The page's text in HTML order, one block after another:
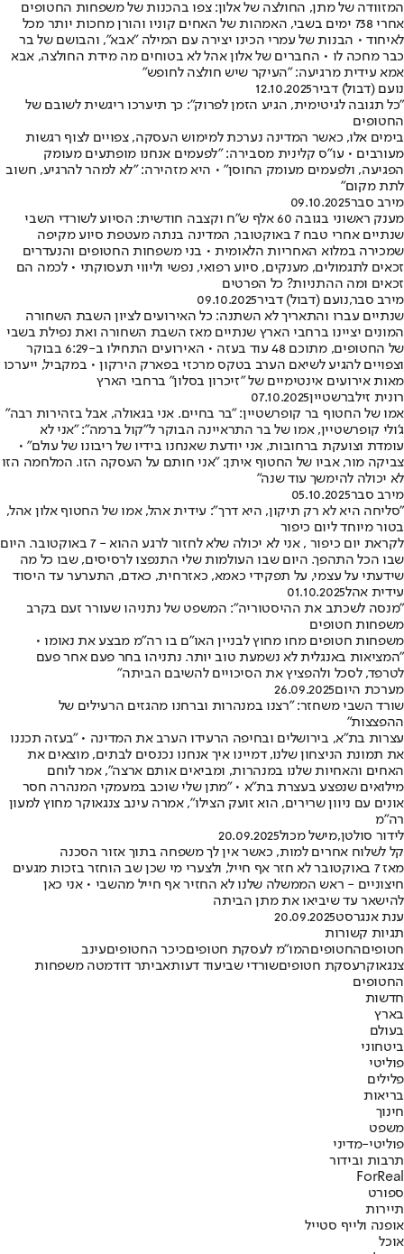
המזוודה של מתן, החולצה של אלון: צפו בהכנות של משפחות החטופים
אחרי 738 ימים בשבי, האמהות של האחים קוניו והורן מחכות יותר מכל
לאיחוד • הבנות של עמרי הכינו יצירה עם המילה "אבא", והבושם של בר
כבר מחכה לו • החברים של אלון אהל לא בטוחים מה מידת החולצה, אבא
אמא עידית מרגיעה: "העיקר שיש חולצה לחופש"
נועם (דבול) דביר12.10.2025
"כל תגובה לגיטימית, הגיע הזמן לפרוק": כך תיערכו ריגשית לשובם של
החטופים
בימים אלו, כאשר המדינה נערכת למימוש העסקה, צפויים לצוף רגשות
מעורבים • עו"ס קלינית מסבירה: "לפעמים אנחנו מופתעים מעומק
הפגיעה, ולפעמים מעומק החוסן" • היא מזהירה: "לא למהר להרגיע, חשוב
לתת מקום"
מירב סבר09.10.2025
מענק ראשוני בגובה 60 אלף ש"ח וקצבה חודשית: הסיוע לשורדי השבי
שנתיים אחרי טבח 7 באוקטובר, המדינה בנתה מעטפת סיוע מקיפה
שמכירה במלוא האחריות הלאומית • בני משפחות החטופים והנעדרים
זכאים לתגמולים, מענקים, סיוע רפואי, נפשי וליווי תעסוקתי • לכמה הם
זכאים ומה ההתניות? כל הפרטים
מירב סבר,נועם (דבול) דביר09.10.2025
שנתיים עברו והתאריך לא השתנה: כל האירועים לציון השבת השחורה
המונים יציינו ברחבי הארץ שנתיים מאז השבת השחורה ואת נפילת בשבי
של החטופים, מתוכם 48 עוד בעזה • האירועים התחילו ב-6:29 בבוקר
וצפויים להגיע לשיאם הערב בטקס מרכזי בפארק הירקון • במקביל, ייערכו
מאות אירועים אינטימיים של "זיכרון בסלון" ברחבי הארץ
רונית זילברשטיין07.10.2025
אמו של החטוף בר קופרשטיין: "בר בחיים. אני בגאולה, אבל בזהירות רבה"
ג'ולי קופרשטיין, אמו של בר התראיינה הבוקר ל"קול ברמה": "אני לא
עומדת וצועקת ברחובות, אני יודעת שאנחנו בידיו של ריבונו של עולם" •
צביקה מור, אביו של החטוף איתן: "אני חותם על העסקה הזו. המלחמה הזו
לא יכולה להימשך עוד שנה"
מירב סבר05.10.2025
"סליחה היא לא רק תיקון, היא דרך": עידית אהל, אמו של החטוף אלון אהל,
בטור מיוחד ליום כיפור
לקראת יום כיפור , אני לא יכולה שלא לחזור לרגע ההוא - 7 באוקטובר. היום
שבו הכל התהפך. היום שבו העולמות שלי התנפצו לרסיסים, שבו כל מה
שידעתי על עצמי, על תפקידי כאמא, כאזרחית, כאדם, התערער עד היסוד
עידית אהל01.10.2025
"מנסה לשכתב את ההיסטוריה": המשפט של נתניהו שעורר זעם בקרב
משפחות חטופים
משפחות חטופים מחו מחוץ לבניין האו"ם בו רה"מ מבצע את נאומו •
"המציאות באנגלית לא נשמעת טוב יותר. נתניהו בחר פעם אחר פעם
לטרפד, לסכל ולהפציץ את הסיכויים להשיבם הביתה"
מערכת היום26.09.2025
שורד השבי משחזר: "רצנו במנהרות וברחנו מהגזים הרעילים של
ההפצצות"
עצרות בת"א, בירושלים ובחיפה הרעידו הערב את המדינה • "בעזה תכננו
את תמונת הניצחון שלנו, דמיינו איך אנחנו נכנסים לבתים, מוצאים את
האחים והאחיות שלנו במנהרות, ומביאים אותם ארצה", אמר לוחם
מילואים שנפצע בעצרת בת"א • "מתן שלי שוכב במעמקי המנהרה חסר
אונים עם ניוון שרירים, הוא זועק הצילו", אמרה עינב צנגאוקר מחוץ למעון
רה"מ
לידור סולטן,מישל מכול20.09.2025
קל לשלוח אחרים למות, כאשר אין לך משפחה בתוך אזור הסכנה
מאז 7 באוקטובר לא חזר אף חייל, ולצערי מי שכן שב הוחזר בזכות מגעים
חיצוניים - ראש הממשלה שלנו לא החזיר אף חייל מהשבי • אני כאן
להישאר עד שיביאו את מתן הביתה
ענת אנגרסט20.09.2025
תגיות קשורות
חטופיםהחטופיםהמו"מ לעסקת חטופיםכיכר החטופיםעינב
צנגאוקרעסקת חטופיםשורדי שביעוד דעותאביתר דודמטה משפחות
החטופים
חדשות
בארץ
בעולם
ביטחוני
פוליטי
פלילים
בריאות
חינוך
משפט
פוליטי-מדיני
תרבות ובידור
ForReal
ספורט
תיירות
אופנה ולייף סטייל
אוכל